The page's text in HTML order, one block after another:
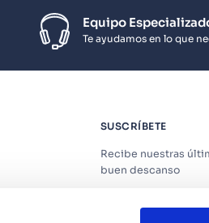
Equipo
Te ayudamos en lo que
SUSCRÍBETE
Recibe nuestras
buen descanso